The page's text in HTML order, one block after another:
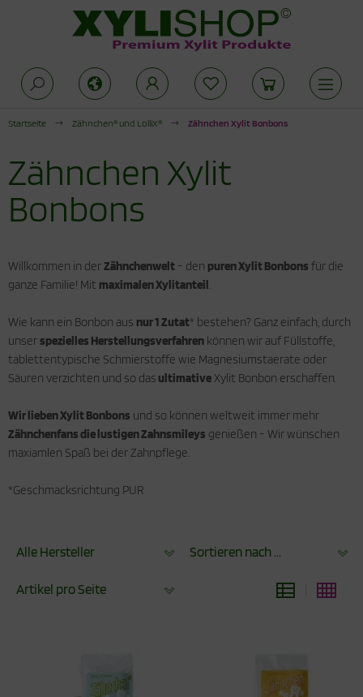
Startseite Zähnchen® und LolliX® Zähnchen Xylit Bonbons
Zähnchen Xylit
Bonbons
Willkommen in derZähnchenwelt - den puren Xylit Bonbons für die
ganze Familie! Mit maximalen Xylitanteil.
Wie kann ein Bonbon aus nur 1 Zutat* bestehen? Ganz einfach, durch
unserspezielles Herstellungsverfahren können wir auf Füllstoffe,
tablettentypische Schmierstoffe wie Magnesiumstaerate oder
Säuren verzichten und so das ultimativeXylit Bonbon erschaffen.
Wir lieben Xylit Bonbons und so können weltweit immer mehr
Zähnchenfans die lustigen Zahnsmileys genießen - Wir wünschen
maxiamlen Spaß bei der Zahnpflege.
*Geschmacksrichtung PUR
Alle Hersteller Sortieren nach ...
Artikel pro Seite
Alles anzeigen aus Zuckeralternativen
Pulver
mit Xylit
Alles anzeigen aus Produkte für die
Alles anzeigen aus Xylit Drogerie
Zahnpasta
für Kinder